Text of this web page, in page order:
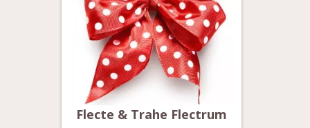
Flecte & Trahe Flectrum